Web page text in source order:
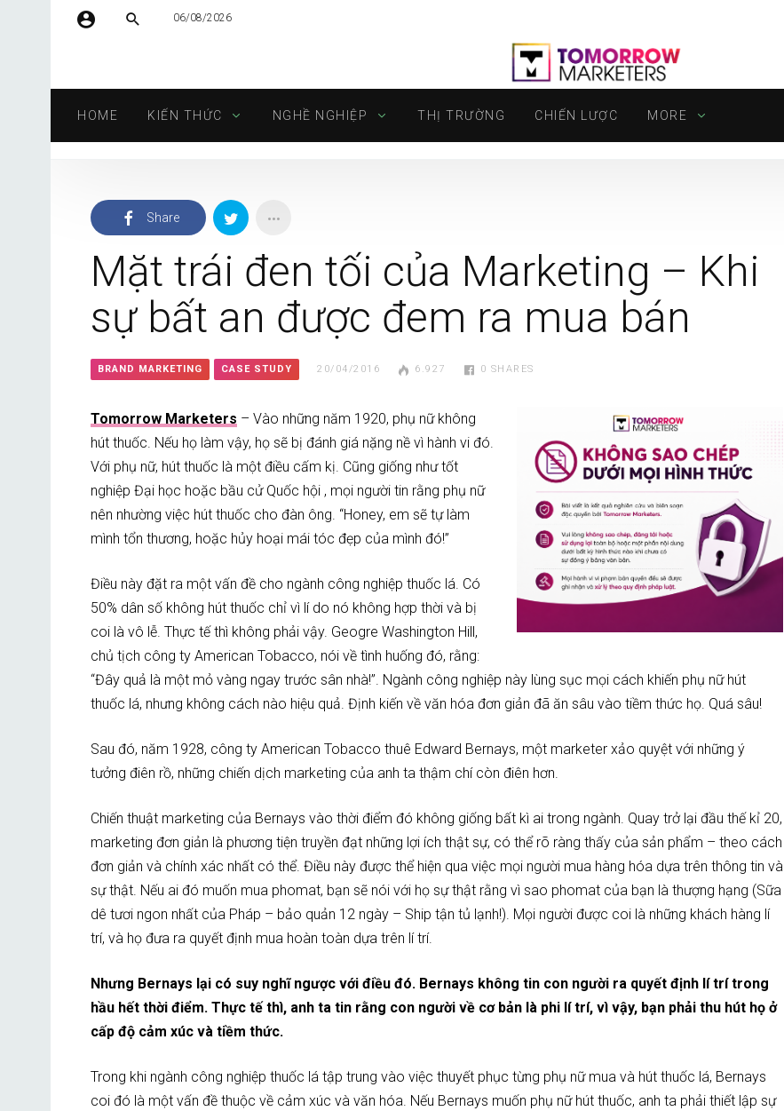
Mật khẩu
Tự động đăng nhập
06/08/2026
HOME KIẾN THỨC NGHỀ NGHIỆP THỊ TRƯỜNG CHIẾN LƯỢC MORE
Share
Mặt trái đen tối của Marketing – Khi
sự bất an được đem ra mua bán
BRAND MARKETING CASE STUDY 20/04/2016 6.927 0 SHARES
Tomorrow Marketers – Vào những năm 1920, phụ nữ không
hút thuốc. Nếu họ làm vậy, họ sẽ bị đánh giá nặng nề vì hành vi đó.
Với phụ nữ, hút thuốc là một điều cấm kị. Cũng giống như tốt
nghiệp Đại học hoặc bầu cử Quốc hội , mọi người tin rằng phụ nữ
nên nhường việc hút thuốc cho đàn ông. “Honey, em sẽ tự làm
mình tổn thương, hoặc hủy hoại mái tóc đẹp của mình đó!”
Điều này đặt ra một vấn đề cho ngành công nghiệp thuốc lá. Có
50% dân số không hút thuốc chỉ vì lí do nó không hợp thời và bị
coi là vô lễ. Thực tế thì không phải vậy. Geogre Washington Hill,
chủ tịch công ty American Tobacco, nói về tình huống đó, rằng:
“Đây quả là một mỏ vàng ngay trước sân nhà!”. Ngành công nghiệp này lùng sục mọi cách khiến phụ nữ hút
thuốc lá, nhưng không cách nào hiệu quả. Định kiến về văn hóa đơn giản đã ăn sâu vào tiềm thức họ. Quá sâu!
Sau đó, năm 1928, công ty American Tobacco thuê Edward Bernays, một marketer xảo quyệt với những ý
tưởng điên rồ, những chiến dịch marketing của anh ta thậm chí còn điên hơn.
Chiến thuật marketing của Bernays vào thời điểm đó không giống bất kì ai trong ngành. Quay trở lại đầu thế kỉ 20,
marketing đơn giản là phương tiện truyền đạt những lợi ích thật sự, có thể rõ ràng thấy của sản phẩm – theo cách
đơn giản và chính xác nhất có thể. Điều này được thể hiện qua việc mọi người mua hàng hóa dựa trên thông tin và
sự thật. Nếu ai đó muốn mua phomat, bạn sẽ nói với họ sự thật rằng vì sao phomat của bạn là thượng hạng (Sữa
dê tươi ngon nhất của Pháp – bảo quản 12 ngày – Ship tận tủ lạnh!). Mọi người được coi là những khách hàng lí
trí, và họ đưa ra quyết định mua hoàn toàn dựa trên lí trí.
Nhưng Bernays lại có suy nghĩ ngược với điều đó. Bernays không tin con người ra quyết định lí trí trong
hầu hết thời điểm. Thực tế thì, anh ta tin rằng con người về cơ bản là phi lí trí, vì vậy, bạn phải thu hút họ ở
cấp độ cảm xúc và tiềm thức.
Trong khi ngành công nghiệp thuốc lá tập trung vào việc thuyết phục từng phụ nữ mua và hút thuốc lá, Bernays
coi đó là một vấn đề thuộc về cảm xúc và văn hóa. Nếu Bernays muốn phụ nữ hút thuốc, anh ta phải thiết lập sự